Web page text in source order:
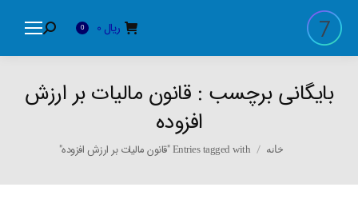
ریال 0
Search:
بایگانی برچسب : قانون مالیات بر ارزش
افزوده
You are here:
خانه Entries tagged with "قانون مالیات بر ارزش افزوده"